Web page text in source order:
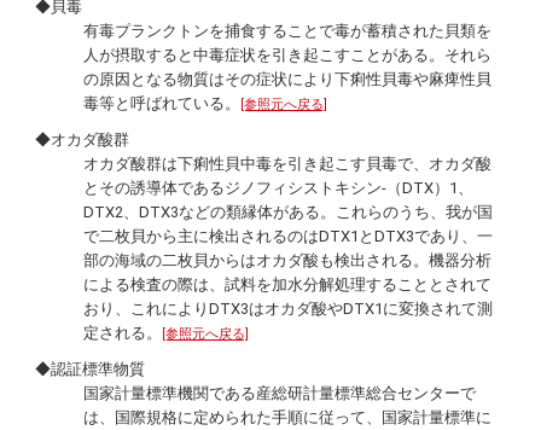
◆貝毒
有毒プランクトンを捕食することで毒が蓄積された貝類を
人が摂取すると中毒症状を引き起こすことがある。それら
の原因となる物質はその症状により下痢性貝毒や麻痺性貝
毒等と呼ばれている。
[参照元へ戻る]
◆オカダ酸群
オカダ酸群は下痢性貝中毒を引き起こす貝毒で、オカダ酸
とその誘導体であるジノフィシストキシン-（DTX）1、
DTX2、DTX3などの類縁体がある。これらのうち、我が国
で二枚貝から主に検出されるのはDTX1とDTX3であり、一
部の海域の二枚貝からはオカダ酸も検出される。機器分析
による検査の際は、試料を加水分解処理することとされて
おり、これによりDTX3はオカダ酸やDTX1に変換されて測
定される。
[参照元へ戻る]
◆認証標準物質
国家計量標準機関である産総研計量標準総合センターで
は、国際規格に定められた手順に従って、国家計量標準に